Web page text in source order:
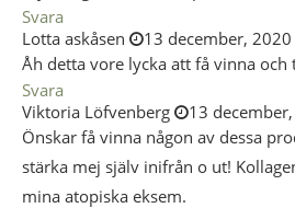
Svara
Lotta askåsen
13 december,
Åh detta vore lycka att få vinna och
Svara
Viktoria Löfvenberg
13
Önskar få vinna någon av dessa
stärka mej själv inifrån o ut!
mina atopiska eksem.